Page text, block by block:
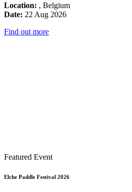
Location: , Belgium
Date: 22 Aug 2026
Find out more
Featured Event
Elche Paddle Festival 2026